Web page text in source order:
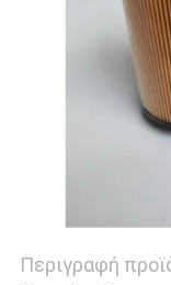
Περιγραφή